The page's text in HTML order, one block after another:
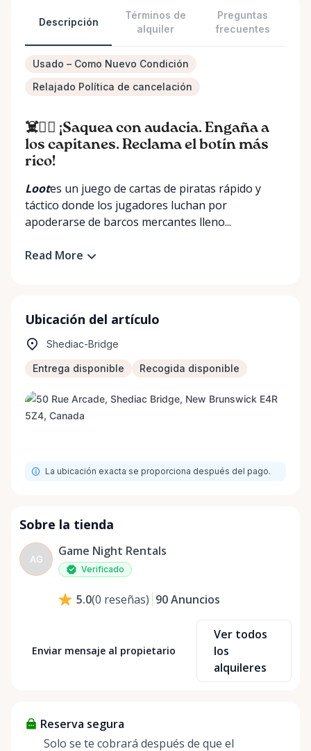
Descripción
Términos de
alquiler
Preguntas
frecuentes
Usado – Como Nuevo Condición
Relajado Política de cancelación
☠️🏴‍☠️ ¡Saquea con audacia. Engaña a
los capitanes. Reclama el botín más
rico!
Lootes un juego de cartas de piratas rápido y
táctico donde los jugadores luchan por
apoderarse de barcos mercantes lleno...
Read More
Ubicación del artículo
Shediac-Bridge
Entrega disponible Recogida disponible
La ubicación exacta se proporciona después del pago.
Sobre la tienda
AG
Game Night Rentals
Verificado
5.0(0 reseñas) 90Anuncios
Enviar mensaje al propietario
Ver todos
los
alquileres
Reserva segura
Solo se te cobrará después de que el